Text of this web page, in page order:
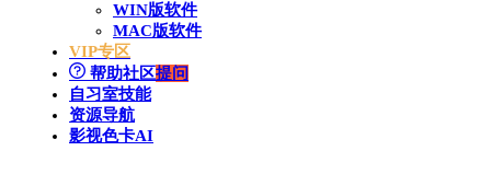
WIN版软件
MAC版软件
VIP专区
帮助社区提问
自习室技能
资源导航
影视色卡AI